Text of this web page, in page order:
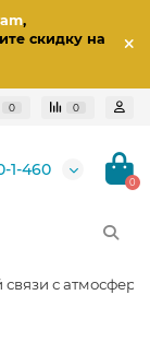
,
скидку на
0 0
1-460
0
с